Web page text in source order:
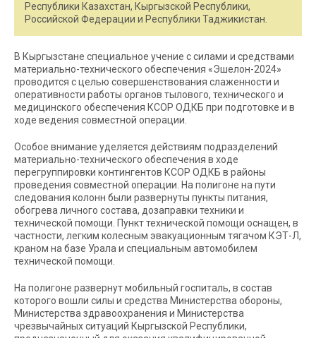
Республики Казахстан, Кыргызской Республики,
Российской Федерации и Республики Таджикистан.
В Кыргызстане специальное учение с силами и средствами
материально-технического обеспечения «Эшелон-2024»
проводится с целью совершенствования слаженности и
оперативности работы органов тылового, технического и
медицинского обеспечения КСОР ОДКБ при подготовке и в
ходе ведения совместной операции.
Особое внимание уделяется действиям подразделений
материально-технического обеспечения в ходе
перегруппировки контингентов КСОР ОДКБ в районы
проведения совместной операции. На полигоне на пути
следования колонн были развернуты пункты питания,
обогрева личного состава, дозаправки техники и
технической помощи. Пункт технической помощи оснащен, в
частности, легким колесным эвакуационным тягачом КЭТ-Л,
краном на базе Урала и специальным автомобилем
технической помощи.
На полигоне развернут мобильный госпиталь, в состав
которого вошли силы и средства Министерства обороны,
Министерства здравоохранения и Министерства
чрезвычайных ситуаций Кыргызской Республики,